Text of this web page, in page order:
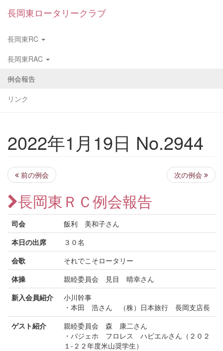
長岡東ロータリークラブ
長岡東RC
長岡東RAC
例会報告
リンク
2022年1月19日 No.2944
前の例会 次の例会
長岡東ＲＣ例会報告
司会
飯利 美和子さん
本日の出席
３０名
会歌
それでこそロータリー
体操
親睦委員会 見目 晴幸さん
新入会員紹介
小川幹事
・本田 浩さん （株）日本旅行 長岡支店長
ゲスト紹介
親睦委員会 森 康二さん
・バジェホ フロレス ハビエルさん（２０２
１-２２年度米山奨学生）